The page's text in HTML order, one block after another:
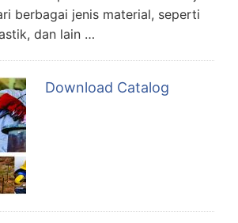
berbagai jenis material, seperti
dan lain …
Download Catalog